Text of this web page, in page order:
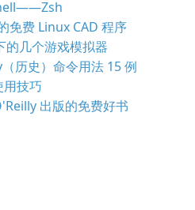
免费 Linux CAD 程序
的几个游戏模拟器
历史）命令用法 15 例
技巧
出版的免费好书